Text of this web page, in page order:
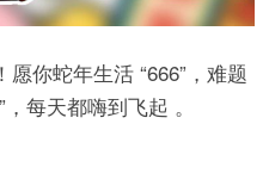
你蛇年生活 “666”，难题
每天都嗨到飞起 。